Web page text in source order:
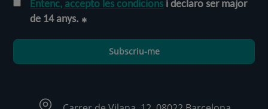
Entenc, accepto les condicions i declaro ser major
de 14 anys.
Subscriu-me